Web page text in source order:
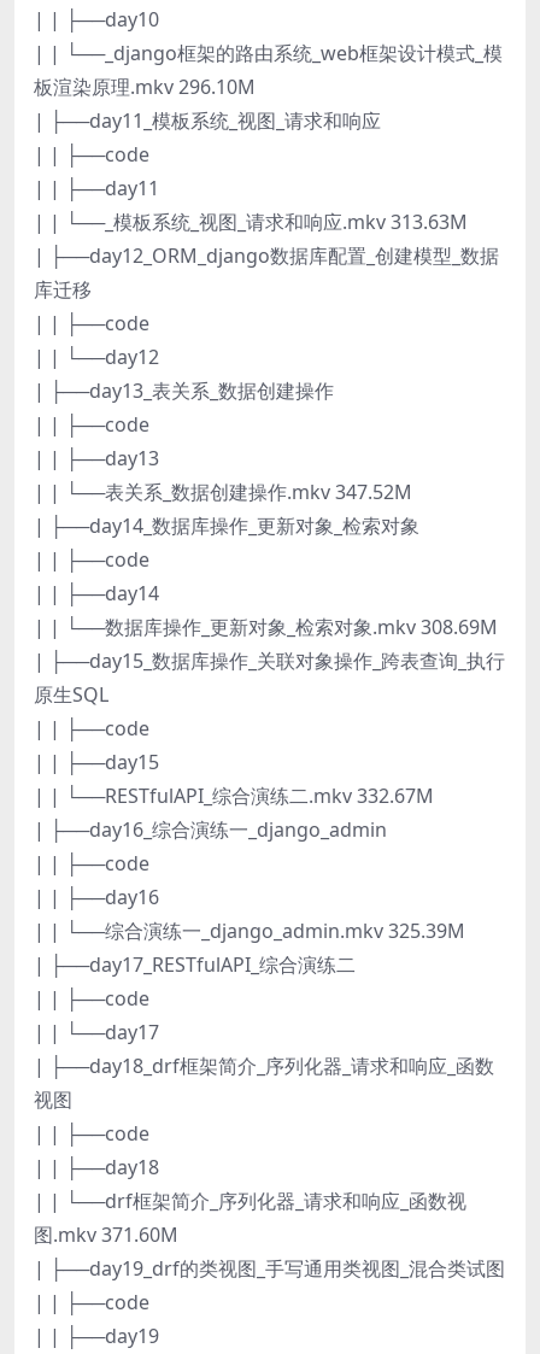
| | ├──day10
| | └──_django框架的路由系统_web框架设计模式_模
板渲染原理.mkv 296.10M
| ├──day11_模板系统_视图_请求和响应
| | ├──code
| | ├──day11
| | └──_模板系统_视图_请求和响应.mkv 313.63M
| ├──day12_ORM_django数据库配置_创建模型_数据
库迁移
| | ├──code
| | └──day12
| ├──day13_表关系_数据创建操作
| | ├──code
| | ├──day13
| | └──表关系_数据创建操作.mkv 347.52M
| ├──day14_数据库操作_更新对象_检索对象
| | ├──code
| | ├──day14
| | └──数据库操作_更新对象_检索对象.mkv 308.69M
| ├──day15_数据库操作_关联对象操作_跨表查询_执行
原生SQL
| | ├──code
| | ├──day15
| | └──RESTfulAPI_综合演练二.mkv 332.67M
| ├──day16_综合演练一_django_admin
| | ├──code
| | ├──day16
| | └──综合演练一_django_admin.mkv 325.39M
| ├──day17_RESTfulAPI_综合演练二
| | ├──code
| | └──day17
| ├──day18_drf框架简介_序列化器_请求和响应_函数
视图
| | ├──code
| | ├──day18
| | └──drf框架简介_序列化器_请求和响应_函数视
图.mkv 371.60M
| ├──day19_drf的类视图_手写通用类视图_混合类试图
| | ├──code
| | ├──day19